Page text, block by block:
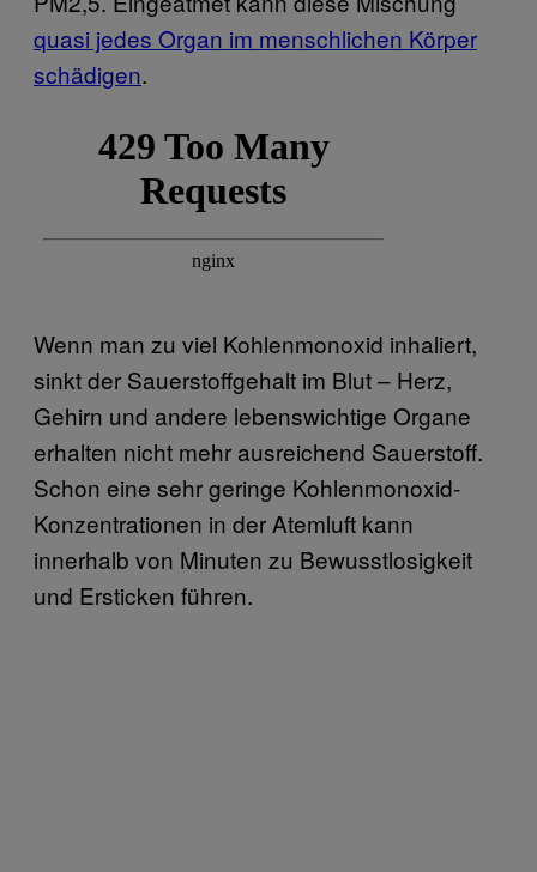
quasi jedes Organ im menschlichen Körper
schädigen.
Wenn man zu viel Kohlenmonoxid inhaliert,
sinkt der Sauerstoffgehalt im Blut – Herz,
Gehirn und andere lebenswichtige Organe
erhalten nicht mehr ausreichend Sauerstoff.
Schon eine sehr geringe Kohlenmonoxid-
Konzentrationen in der Atemluft kann
innerhalb von Minuten zu Bewusstlosigkeit
und Ersticken führen.